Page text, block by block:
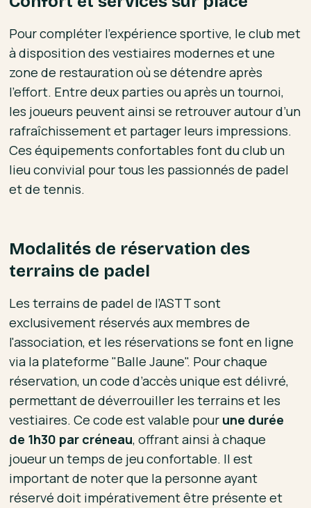
Pour compléter l’expérience sportive, le club met
à disposition des vestiaires modernes et une
zone de restauration où se détendre après
l’effort. Entre deux parties ou après un tournoi,
les joueurs peuvent ainsi se retrouver autour d’un
rafraîchissement et partager leurs impressions.
Ces équipements confortables font du club un
lieu convivial pour tous les passionnés de padel
et de tennis.
Modalités de réservation des
terrains de padel
Les terrains de padel de l’ASTT sont
exclusivement réservés aux membres de
l'association, et les réservations se font en ligne
via la plateforme "Balle Jaune". Pour chaque
réservation, un code d’accès unique est délivré,
permettant de déverrouiller les terrains et les
vestiaires. Ce code est valable pour une durée
de 1h30 par créneau, offrant ainsi à chaque
joueur un temps de jeu confortable. Il est
important de noter que la personne ayant
réservé doit impérativement être présente et